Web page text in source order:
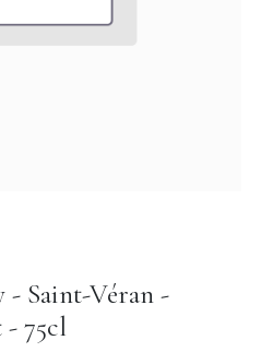
- Saint-Véran -
75cl